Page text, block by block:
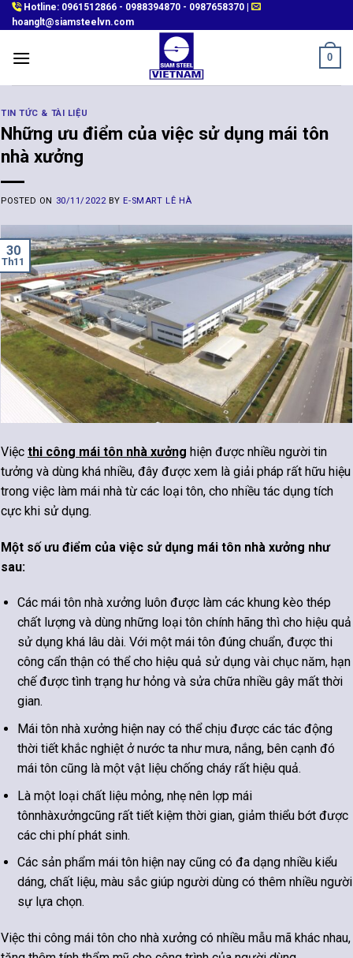
Skip
to
Hotline: 0961512866 - 0988394870 - 0987658370
hoanglt@siamsteelvn.com
0
TIN TỨC & TÀI LIỆU
Những ưu điểm của việc sử dụng mái tôn
nhà xưởng
POSTED ON 30/11/2022 BY E-SMART LÊ HÀ
30
Th11
Việc thi công mái tôn nhà xưởng hiện được nhiều người tin
tưởng và dùng khá nhiều, đây được xem là giải pháp rất hữu hiệu
trong việc làm mái nhà từ các loại tôn, cho nhiều tác dụng tích
cực khi sử dụng.
Một số ưu điểm của việc sử dụng mái tôn nhà xưởng như
sau:
Các mái tôn nhà xưởng luôn được làm các khung kèo thép
chất lượng và dùng những loại tôn chính hãng thì cho hiệu quả
sử dụng khá lâu dài. Với một mái tôn đúng chuẩn, được thi
công cẩn thận có thể cho hiệu quả sử dụng vài chục năm, hạn
chế được tình trạng hư hỏng và sửa chữa nhiều gây mất thời
gian.
Mái tôn nhà xưởng hiện nay có thể chịu được các tác động
thời tiết khắc nghiệt ở nước ta như mưa, nắng, bên cạnh đó
mái tôn cũng là một vật liệu chống cháy rất hiệu quả.
Là một loại chất liệu mỏng, nhẹ nên lợp mái
tônnhàxưởngcũng rất tiết kiệm thời gian, giảm thiểu bớt được
các chi phí phát sinh.
Các sản phẩm mái tôn hiện nay cũng có đa dạng nhiều kiểu
dáng, chất liệu, màu sắc giúp người dùng có thêm nhiều người
sự lựa chọn.
Việc thi công mái tôn cho nhà xưởng có nhiều mẫu mã khác nhau,